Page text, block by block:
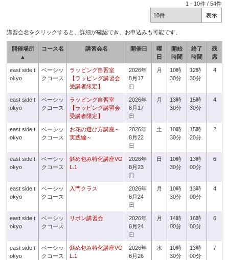
1 - 10件 /54件
講習会名をクリックすると、詳細が確認でき、お申込みも可能です。
開催場所
▲
コース名 講習会名 開催日
曜
日
開始
時間
終了
時間
残
席
east side t
okyo
ベーシッ
クコース
ラッピング自習室
【ラッピング講習会
受講者限定】
2026年
8月17
日
月
10時
30分
12時
30分
4
east side t
okyo
ベーシッ
クコース
ラッピング自習室
【ラッピング講習会
受講者限定】
2026年
8月17
日
月
13時
30分
15時
30分
4
east side t
okyo
ベーシッ
クコース
お花の選び方講座～
実践編～
2026年
8月22
日
土
10時
30分
15時
20分
2
east side t
okyo
ベーシッ
クコース
斜め包み特化講座VO
L.1
2026年
8月23
日
日
10時
30分
13時
00分
6
east side t
okyo
ベーシッ
クコース
入門クラス
2026年
8月24
日
月
10時
30分
13時
00分
4
east side t
okyo
ベーシッ
クコース
リボン講習会
2026年
8月24
日
月
14時
00分
16時
00分
6
east side t
okyo
ベーシッ
クコース
斜め包み特化講座VO
L.1
2026年
8月26
水
10時
30分
13時
00分
7